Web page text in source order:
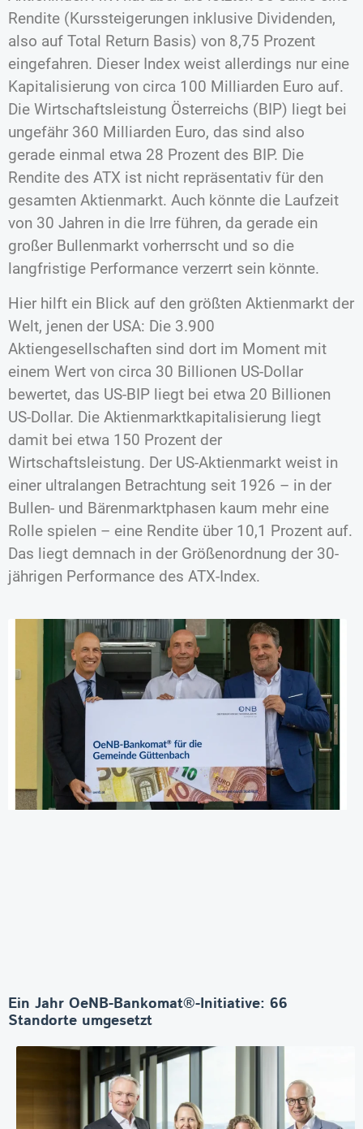
Rendite (Kurssteigerungen inklusive Dividenden,
also auf Total Return Basis) von 8,75 Prozent
eingefahren. Dieser Index weist allerdings nur eine
Kapitalisierung von circa 100 Milliarden Euro auf.
Die Wirtschaftsleistung Österreichs (BIP) liegt bei
ungefähr 360 Milliarden Euro, das sind also
gerade einmal etwa 28 Prozent des BIP. Die
Rendite des ATX ist nicht repräsentativ für den
gesamten Aktienmarkt. Auch könnte die Laufzeit
von 30 Jahren in die Irre führen, da gerade ein
großer Bullenmarkt vorherrscht und so die
langfristige Performance verzerrt sein könnte.
Hier hilft ein Blick auf den größten Aktienmarkt der
Welt, jenen der USA: Die 3.900
Aktiengesellschaften sind dort im Moment mit
einem Wert von circa 30 Billionen US-Dollar
bewertet, das US-BIP liegt bei etwa 20 Billionen
US-Dollar. Die Aktienmarktkapitalisierung liegt
damit bei etwa 150 Prozent der
Wirtschaftsleistung. Der US-Aktienmarkt weist in
einer ultralangen Betrachtung seit 1926 – in der
Bullen- und Bärenmarktphasen kaum mehr eine
Rolle spielen – eine Rendite über 10,1 Prozent auf.
Das liegt demnach in der Größenordnung der 30-
jährigen Performance des ATX-Index.
Ein Jahr OeNB-Bankomat®-Initiative: 66
Standorte umgesetzt